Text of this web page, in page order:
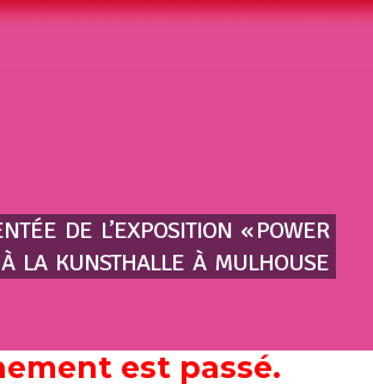
DE L’EXPOSITION « POWER
À LA KUNSTHALLE À MULHOUSE
est passé.